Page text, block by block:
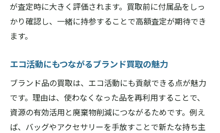
が査定時に大きく評価されます。買取前に付属品をしっ
かり確認し、一緒に持参することで高額査定が期待でき
ます。
エコ活動にもつながるブランド買取の魅力
ブランド品の買取は、エコ活動にも貢献できる点が魅力
です。理由は、使わなくなった品を再利用することで、
資源の有効活用と廃棄物削減につながるためです。例え
ば、バッグやアクセサリーを手放すことで新たな持ち主